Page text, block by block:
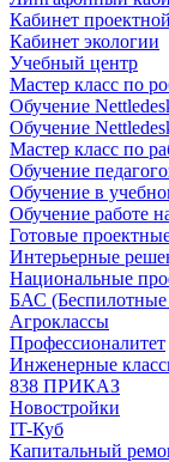
Кабинет
Кабинет экологии
Учебный центр
Мастер класс по
Обучение
Обучение
Мастер класс по
Обучение
Обучение в
Обучение работе
Готовые
Интерьерные
Национальные
БАС
Агроклассы
Профессионалитет
Инженерные
838 ПРИКАЗ
Новостройки
IT-Куб
Капитальный